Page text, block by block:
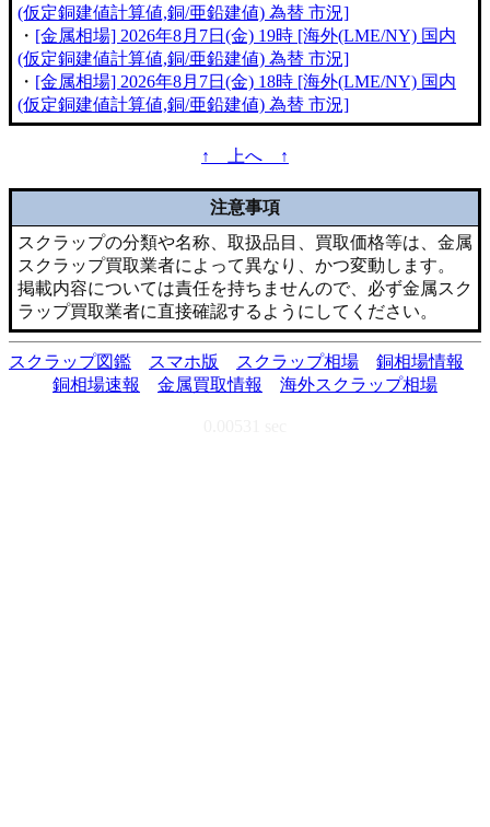
(仮定銅建値計算値,銅/亜鉛建値) 為替 市況]
・ [金属相場] 2026年8月7日(金) 19時 [海外(LME/NY) 国内
(仮定銅建値計算値,銅/亜鉛建値) 為替 市況]
・ [金属相場] 2026年8月7日(金) 18時 [海外(LME/NY) 国内
(仮定銅建値計算値,銅/亜鉛建値) 為替 市況]
↑ 上へ ↑
注意事項
スクラップの分類や名称、取扱品目、買取価格等は、金属
スクラップ買取業者によって異なり、かつ変動します。
掲載内容については責任を持ちませんので、必ず金属スク
ラップ買取業者に直接確認するようにしてください。
スクラップ図鑑 スマホ版 スクラップ相場
銅相場情報
銅相場速報
金属買取情報 海外スクラップ相場